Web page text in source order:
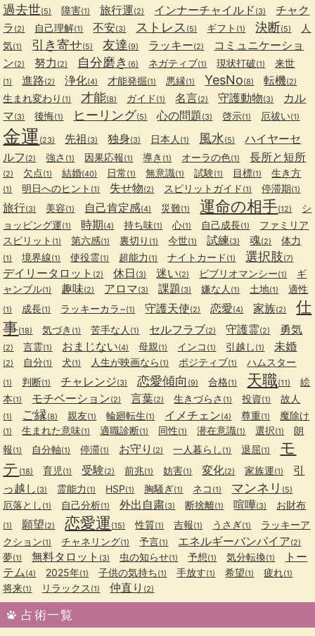
過去世(5) 障害(1) 旅行運(2) インナーチャイルド (3)
チャク
ラ (2) 自己理解(1) 不安(3) ストレス (5) ギフト (1) 決断(5)
人
気(1) 引き寄せ(5) 友達 (9) ラッキー(2)
コミュニケーショ
ン(2) 努力 (2) 自分磨き (6) ネガティブ(1) 現状打破(1) 来世
(1) 進路(2) 浄化(4) 才能発掘(1) 悪縁(1) YesNo(8) 転機(2)
生まれ変わり (1) 才能(8) ガイド (1) 名言(2) 守護動物(3)
カル
マ(3) 後悔(1) ヒーリング(5) 心の問題 (3) 啓示(1) 厄祓い(1)
金運 (23) 先祖 (3) 独身(3) 日本人 (1) 風水(5)
ハイヤーセ
ルフ (2) 強さ (1) 因果応報(1) 導き (1) オーラの色(1) 長所と短所
(2) 欠点(1) 結婚(40) 日常 (1) 無意識(1) 試験(1) 目標(1) 生き方
(1) 明日へのヒント (1) 失せ物(2) スピリットガイド (1) 停滞期(1)
旅行(3) 美容(1) 自己肯定感(4) 災難(1) 運命の相手(12)
シ
ョッピング運(1) 時期(4) 持ち味(1) 心(1) 自己成長(1)
ファミリア
スピリット (1) 第六感(1) 裏切り (1) 今世(1) 試練(3) 魂(2) 体力
(1) 境界線(1) 使役霊(1) 超能力 (1) ナイトカード (1) 選択肢(7)
デイリータロット (2) 休日 (3) 迷い(2) ビブリオマンシー(1)
ギ
ャンブル(1) 趣味(2) アロマ(3) 課題 (3) 嫌な人 (1) 土地(1) 適性
(1) 成長(1) ラッキーカラ−(1) 守護天使(2) 恋愛(4) 家族(2)
仕
事(18) 気づき (1) 苦手な人 (1) セルフラブ(2) 守護霊(2) 勇気
(2) 言霊(1) おまじない(4) 母親(1) インコ (1) 引越し (1) 未婚
(2) 自分(1) 犬(1) 人生が映画なら (1) ポジティブ(1) ハムスター
(1) 判断(1) チャレンジ(3) 恋愛傾向 (9) 合格(1) 天職(11)
絵
本(1) モチベーション(2) 言葉(2) 生きづらさ (1) 投資(1) 故人
(1) ご縁(8) 親友(1) 輪廻転生(1) イメチェン(4) 尊重(1) 魔除け
(1) 生まれた意味(1) 適職診断(1) 同性(1) 潜在意識(1) 選択(1)
朗
報(1) 自分軸(1) 停滞(1) お守り (2) 一人暮らし (1) 退屈(1)
モ
テ (18) 育児 (1) 受験(2) 前兆(1) 妨害(1) 変化(2) 家族運(1)
引
っ越し (3) 霊能力 (1) HSP(1) 胸騒ぎ(1) ネコ (1) マンネリ (5)
厄落とし (1) 自己分析(1) 外出自粛(3) 断捨離(1) 喧嘩(3) お財布
(1) 願望(2) 恋愛運 (15) 性質(1) 吉報(1) うさぎ(1)
ラッキーア
クション(1) チャネリング(1) 予言(1) エネルギーバンパイア(2)
夢(1) 無料タロット (3) 虫の知らせ(1) 予想(1) 気分転換(1)
トー
テム (4) 2025年(1) 子供の気持ち(1) 手放す(1) 希望(1) 疲れ(1)
将来(1) リラックス (1) 仲直り (2)
占術一覧